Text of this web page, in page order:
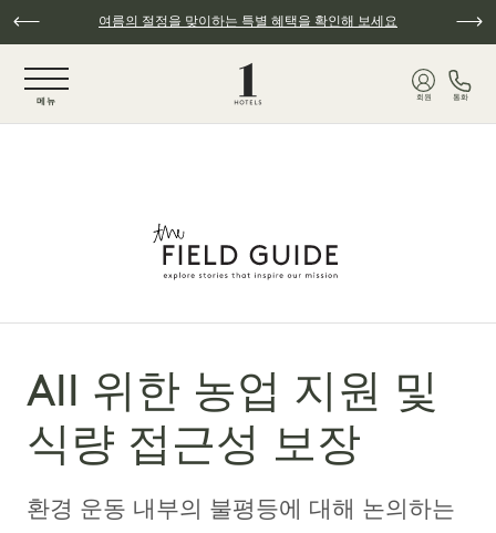
주요 콘텐츠로 건너뛰기여름의 절정을 맞이하는 특별 혜택을 확인해 보세요
메뉴
회원 통화
All 위한 농업 지원 및
식량 접근성 보장
환경 운동 내부의 불평등에 대해 논의하는